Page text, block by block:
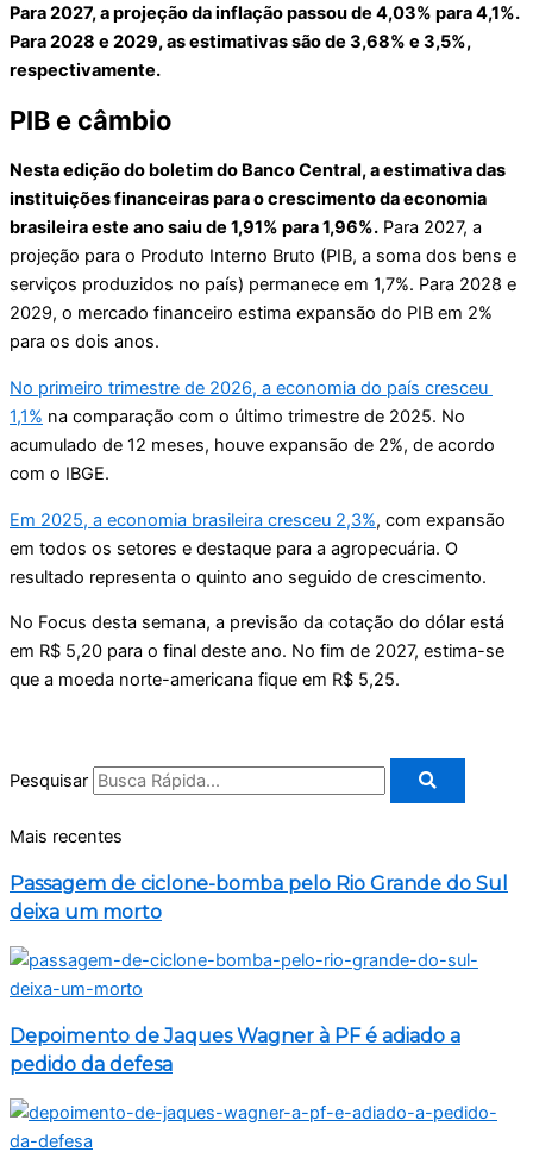
Para 2027, a projeção da inflação passou de 4,03% para 4,1%.
Para 2028 e 2029, as estimativas são de 3,68% e 3,5%,
respectivamente.
PIB e câmbio
Nesta edição do boletim do Banco Central, a estimativa das
instituições financeiras para o crescimento da economia
brasileira este ano saiu de 1,91% para 1,96%. Para 2027, a
projeção para o Produto Interno Bruto (PIB, a soma dos bens e
serviços produzidos no país) permanece em 1,7%. Para 2028 e
2029, o mercado financeiro estima expansão do PIB em 2%
para os dois anos.
No primeiro trimestre de 2026, a economia do país cresceu ​
1,1% na comparação com o último trimestre de 2025. No
acumulado de 12 meses, houve expansão de 2%, de acordo
com o IBGE.
Em 2025, a economia brasileira cresceu 2,3%, com expansão
em todos os setores e destaque para a agropecuária. O
resultado representa o quinto ano seguido de crescimento.
No Focus desta semana, a previsão da cotação do dólar está
em R$ 5,20 para o final deste ano. No fim de 2027, estima-se
que a moeda norte-americana fique em R$ 5,25.
Pesquisar
Mais recentes
Passagem de ciclone-bomba pelo Rio Grande do Sul
deixa um morto
Depoimento de Jaques Wagner à PF é adiado a
pedido da defesa